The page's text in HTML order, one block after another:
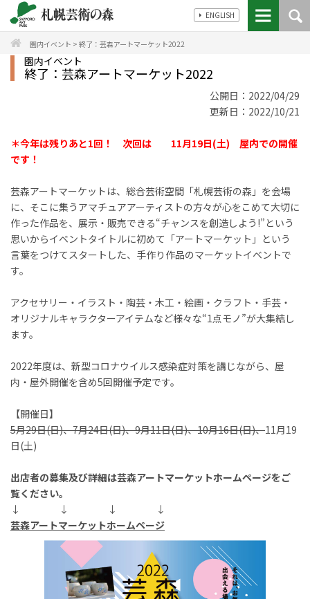
ENGLISH
園内イベント > 終了：芸森アートマーケット2022
園内イベント
終了：芸森アートマーケット2022
公開日：2022/04/29
更新日：2022/10/21
＊今年は残りあと1回！ 次回は 11月19日(土) 屋内での開催
です！
芸森アートマーケットは、総合芸術空間「札幌芸術の森」を会場
に、そこに集うアマチュアアーティストの方々が心をこめて大切に
作った作品を、展示・販売できる“チャンスを創造しよう !” という
思いからイベントタイトルに初めて「アートマーケット」という
言葉をつけてスタートした、手作り作品のマーケットイベントで
す。
アクセサリー・イラスト・陶芸・木工・絵画・クラフト・手芸・
オリジナルキャラクターアイテムなど様々な“1点モノ ”が大集結し
ます。
2022年度は、新型コロナウイルス感染症対策を講じながら、屋
内・屋外開催を含め5回開催予定です。
【開催日】
5月29日(日)、7月24日(日)、9月11日(日)、10月16日(日)、11月19
日(土)
出店者の募集及び詳細は芸森アートマーケットホームページをご
覧ください。
↓ ↓ ↓ ↓
芸森アートマーケットホームページ